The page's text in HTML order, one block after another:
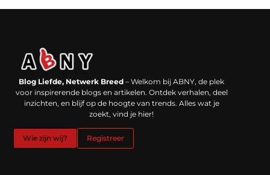
Blog Liefde, Netwerk Breed – Welkom bij ABNY, de plek
voor inspirerende blogs en artikelen. Ontdek verhalen, deel
inzichten, en blijf op de hoogte van trends. Alles wat je
zoekt, vind je hier!
Wie zijn wij? Registreer